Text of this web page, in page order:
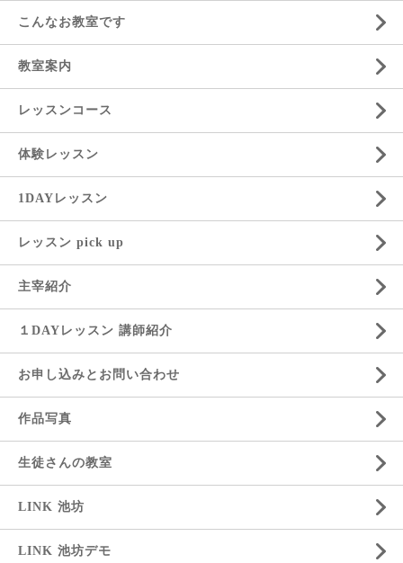
こんなお教室です
教室案内
レッスンコース
体験レッスン
1DAYレッスン
レッスン pick up
主宰紹介
１DAYレッスン 講師紹介
お申し込みとお問い合わせ
作品写真
生徒さんの教室
LINK 池坊
LINK 池坊デモ